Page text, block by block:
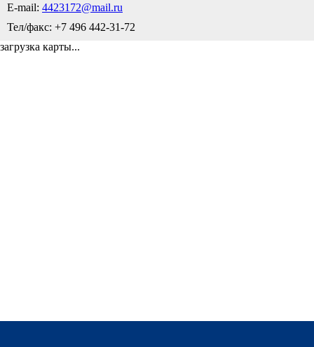
E-mail: 4423172@mail.ru
Тел/факс: +7 496 442-31-72
загрузка карты...